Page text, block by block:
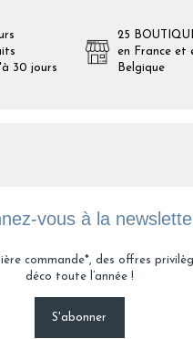
30 jours
25
en France et
Belgique
vous à la
commande*, des offres
déco toute l’année !
S'abonner